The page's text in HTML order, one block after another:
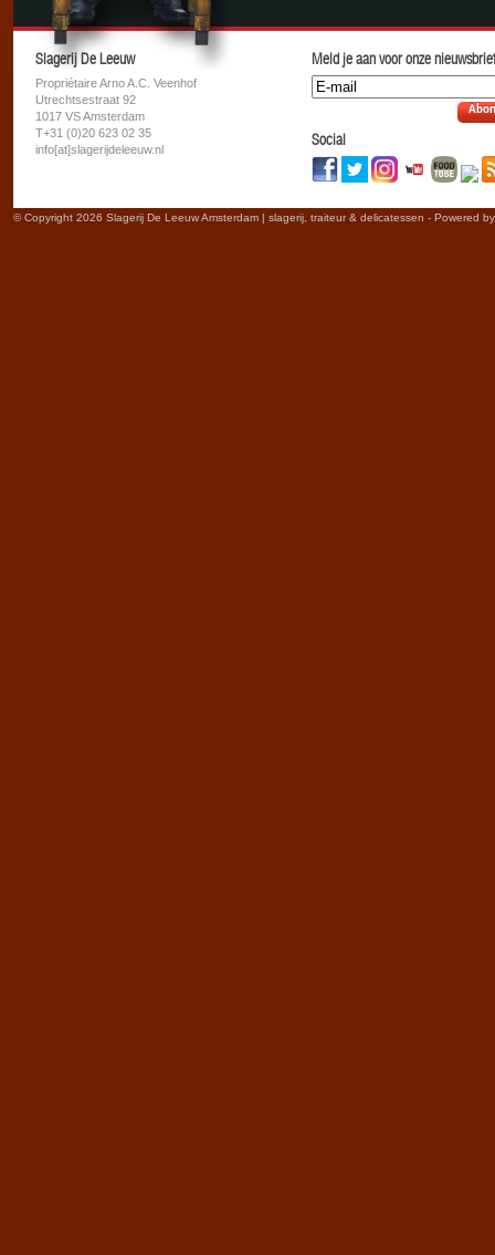
Slagerij De Leeuw
Propriétaire Arno A.C. Veenhof
Utrechtsestraat 92
1017 VS Amsterdam
T+31 (0)20 623 02 35
info[at]slagerijdeleeuw.nl
Meld je aan voor onze
Social
© Copyright 2026 Slagerij De Leeuw Amsterdam | slagerij, traiteur & delicatessen - Powered